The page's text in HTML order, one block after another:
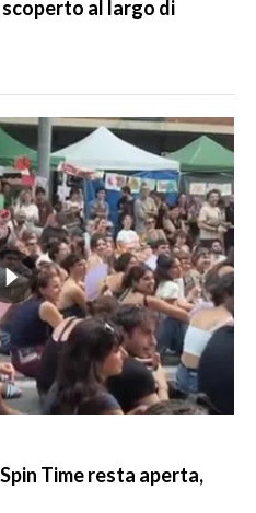
al largo di
Time resta aperta,